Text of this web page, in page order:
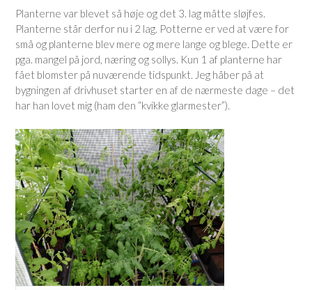
Planterne var blevet så høje og det 3. lag måtte sløjfes.
Planterne står derfor nu i 2 lag. Potterne er ved at være for
små og planterne blev mere og mere lange og blege. Dette er
pga. mangel på jord, næring og sollys. Kun 1 af planterne har
fået blomster på nuværende tidspunkt. Jeg håber på at
bygningen af drivhuset starter en af de nærmeste dage – det
har han lovet mig (ham den “kvikke glarmester”).